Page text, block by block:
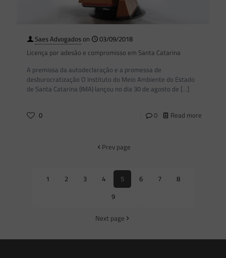
Saes Advogadoson
03/09/2018
Licença por adesão e compromisso em Santa Catarina
A premissa da autodeclaração e a promessa de
desburocratização O Instituto do Meio Ambiente do Estado
de Santa Catarina (IMA) lançou no dia 30 de agosto de […]
0 0 Read more
Prev page
1 2 3 4 5 6 7
8
9
Next page